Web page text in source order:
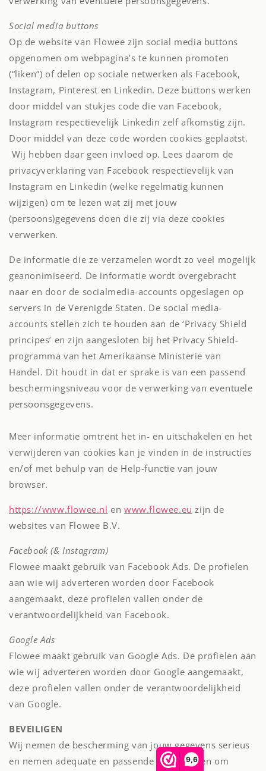
9,6
Social media buttons
Op de website van Flowee zijn social media buttons
opgenomen om webpagina’s te kunnen promoten
(“liken”) of delen op sociale netwerken als Facebook,
Instagram, Pinterest en Linkedin. Deze buttons werken
door middel van stukjes code die van Facebook,
Instagram respectievelijk Linkedin zelf afkomstig zijn.
Door middel van deze code worden cookies geplaatst.
Wij hebben daar geen invloed op. Lees daarom de
privacyverklaring van Facebook respectievelijk van
Instagram en Linkedin (welke regelmatig kunnen
wijzigen) om te lezen wat zij met jouw
(persoons)gegevens doen die zij via deze cookies
verwerken.
De informatie die ze verzamelen wordt zo veel mogelijk
geanonimiseerd. De informatie wordt overgebracht
naar en door de socialmedia-accounts opgeslagen op
servers in de Verenigde Staten. De social media-
accounts stellen zich te houden aan de ‘Privacy Shield
principes’ en zijn aangesloten bij het Privacy Shield-
programma van het Amerikaanse Ministerie van
Handel. Dit houdt in dat er sprake is van een passend
beschermingsniveau voor de verwerking van eventuele
persoonsgegevens.
Meer informatie omtrent het in- en uitschakelen en het
verwijderen van cookies kan je vinden in de instructies
en/of met behulp van de Help-functie van jouw
browser.
https://www.flowee.nl enwww.flowee.eu zijn de
websites van Flowee B.V.
Facebook (& Instagram)
Flowee maakt gebruik van Facebook Ads. De profielen
aan wie wij adverteren worden door Facebook
aangemaakt, deze profielen vallen onder de
verantwoordelijkheid van Facebook.
Google Ads
Flowee maakt gebruik van Google Ads. De profielen aan
wie wij adverteren worden door Google aangemaakt,
deze profielen vallen onder de verantwoordelijkheid
van Google.
BEVEILIGEN
Wij nemen de bescherming van jouw gegevens serieus
en nemen adequate en passende maatregelen om